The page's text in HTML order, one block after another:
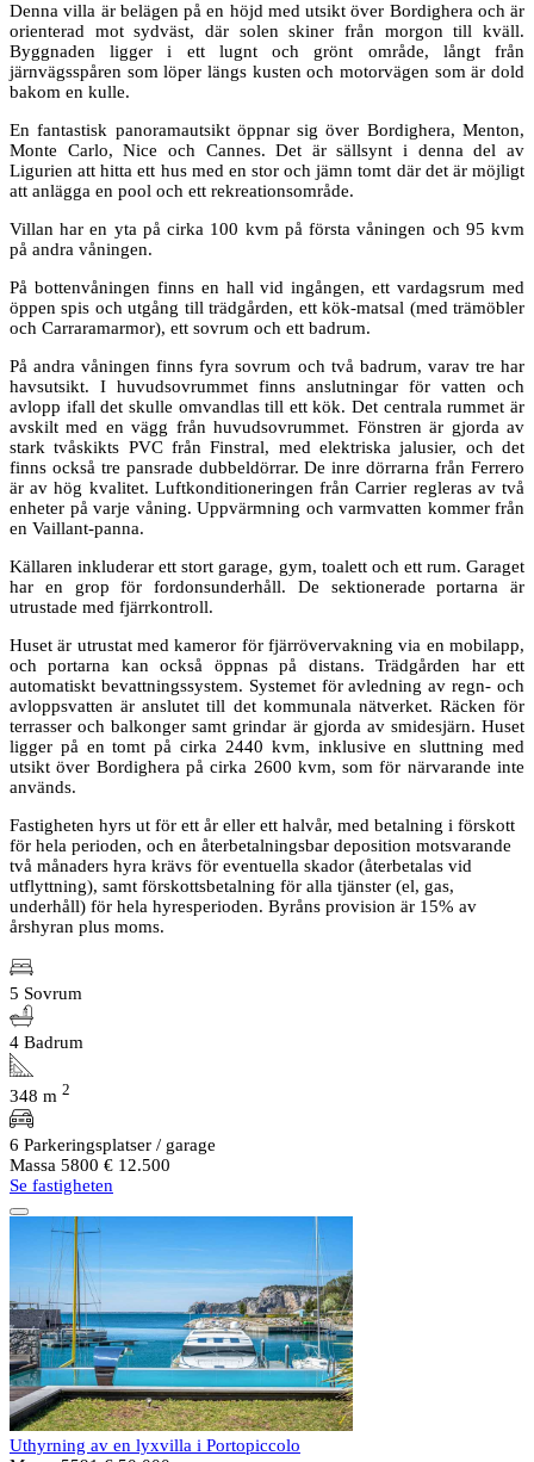
Denna villa är belägen på en höjd med utsikt över Bordighera och är
orienterad mot sydväst, där solen skiner från morgon till kväll.
Byggnaden ligger i ett lugnt och grönt område, långt från
järnvägsspåren som löper längs kusten och motorvägen som är dold
bakom en kulle.
En fantastisk panoramautsikt öppnar sig över Bordighera, Menton,
Monte Carlo, Nice och Cannes. Det är sällsynt i denna del av
Ligurien att hitta ett hus med en stor och jämn tomt där det är möjligt
att anlägga en pool och ett rekreationsområde.
Villan har en yta på cirka 100 kvm på första våningen och 95 kvm
på andra våningen.
På bottenvåningen finns en hall vid ingången, ett vardagsrum med
öppen spis och utgång till trädgården, ett kök-matsal (med trämöbler
och Carraramarmor), ett sovrum och ett badrum.
På andra våningen finns fyra sovrum och två badrum, varav tre har
havsutsikt. I huvudsovrummet finns anslutningar för vatten och
avlopp ifall det skulle omvandlas till ett kök. Det centrala rummet är
avskilt med en vägg från huvudsovrummet. Fönstren är gjorda av
stark tvåskikts PVC från Finstral, med elektriska jalusier, och det
finns också tre pansrade dubbeldörrar. De inre dörrarna från Ferrero
är av hög kvalitet. Luftkonditioneringen från Carrier regleras av två
enheter på varje våning. Uppvärmning och varmvatten kommer från
en Vaillant-panna.
Källaren inkluderar ett stort garage, gym, toalett och ett rum. Garaget
har en grop för fordonsunderhåll. De sektionerade portarna är
utrustade med fjärrkontroll.
Huset är utrustat med kameror för fjärrövervakning via en mobilapp,
och portarna kan också öppnas på distans. Trädgården har ett
automatiskt bevattningssystem. Systemet för avledning av regn- och
avloppsvatten är anslutet till det kommunala nätverket. Räcken för
terrasser och balkonger samt grindar är gjorda av smidesjärn. Huset
ligger på en tomt på cirka 2440 kvm, inklusive en sluttning med
utsikt över Bordighera på cirka 2600 kvm, som för närvarande inte
används.
Fastigheten hyrs ut för ett år eller ett halvår, med betalning i förskott
för hela perioden, och en återbetalningsbar deposition motsvarande
två månaders hyra krävs för eventuella skador (återbetalas vid
utflyttning), samt förskottsbetalning för alla tjänster (el, gas,
underhåll) för hela hyresperioden. Byråns provision är 15% av
årshyran plus moms.
5 Sovrum
4 Badrum
348 m 2
6 Parkeringsplatser / garage
Massa 5800 € 12.500
Se fastigheten
Uthyrning av en lyxvilla i Portopiccolo